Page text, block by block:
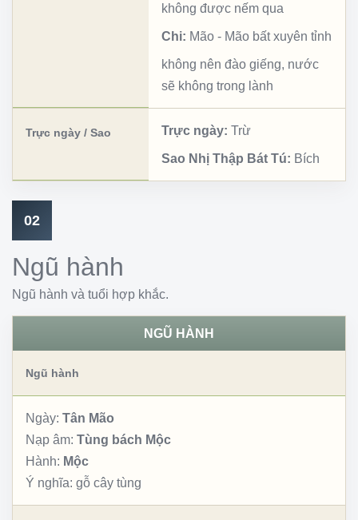
không được nếm qua
Chi: Mão - Mão bất xuyên tỉnh
không nên đào giếng, nước
sẽ không trong lành
Trực ngày / Sao Trực ngày: Trừ
Sao Nhị Thập Bát Tú: Bích
02
Ngũ hành
Ngũ hành và tuổi hợp khắc.
NGŨ HÀNH
Ngũ hành
Ngày: Tân Mão
Nạp âm: Tùng bách Mộc
Hành: Mộc
Ý nghĩa: gỗ cây tùng